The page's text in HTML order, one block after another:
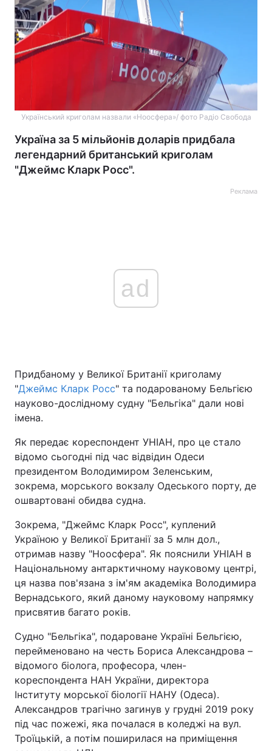
Український криголам назвали «Ноосфера»/ фото Радіо Свобода
Україна за 5 мільйонів доларів придбала
легендарний британський криголам
"Джеймс Кларк Росс".
Реклама
ad
Придбаному у Великої Британії криголаму
"Джеймс Кларк Росс" та подарованому Бельгією
науково-дослідному судну "Бельгіка" дали нові
імена.
Як передає кореспондент УНІАН, про це стало
відомо сьогодні під час відвідин Одеси
президентом Володимиром Зеленським,
зокрема, морського вокзалу Одеського порту, де
ошвартовані обидва судна.
Зокрема, "Джеймс Кларк Росс", куплений
Україною у Великої Британії за 5 млн дол.,
отримав назву "Ноосфера". Як пояснили УНІАН в
Національному антарктичному науковому центрі,
ця назва пов'язана з ім'ям академіка Володимира
Вернадського, який даному науковому напрямку
присвятив багато років.
Судно "Бельгіка", подароване Україні Бельгією,
перейменовано на честь Бориса Александрова –
відомого біолога, професора, член-
кореспондента НАН України, директора
Інституту морської біології НАНУ (Одеса).
Александров трагічно загинув у грудні 2019 року
під час пожежі, яка почалася в коледжі на вул.
Троїцькій, а потім поширилася на приміщення